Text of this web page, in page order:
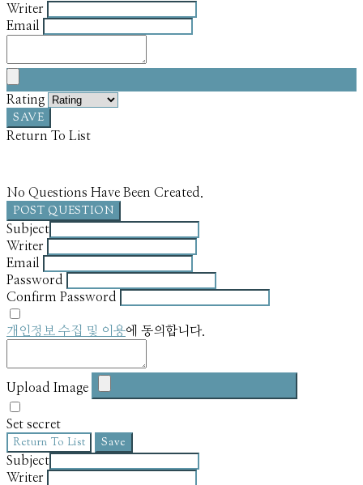
Writer
Email
Rating
SAVE
Return To List
No Questions Have Been Created.
POST QUESTION
Subject
Writer
Email
Password
Confirm Password
개인정보 수집 및 이용에 동의합니다.
Upload Image
Set secret
Return To List Save
Subject
Writer